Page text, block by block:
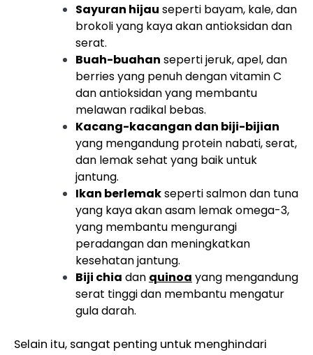
Sayuran hijau seperti bayam, kale, dan
brokoli yang kaya akan antioksidan dan
serat.
Buah-buahan seperti jeruk, apel, dan
berries yang penuh dengan vitamin C
dan antioksidan yang membantu
melawan radikal bebas.
Kacang-kacangan dan biji-bijian
yang mengandung protein nabati, serat,
dan lemak sehat yang baik untuk
jantung.
Ikan berlemakseperti salmon dan tuna
yang kaya akan asam lemak omega-3,
yang membantu mengurangi
peradangan dan meningkatkan
kesehatan jantung.
Biji chia dan quinoa yang mengandung
serat tinggi dan membantu mengatur
gula darah.
Selain itu, sangat penting untuk menghindari